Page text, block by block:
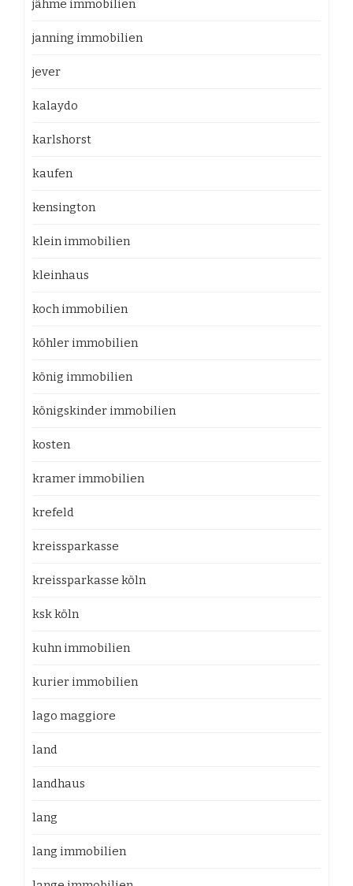
jähme immobilien
janning immobilien
jever
kalaydo
karlshorst
kaufen
kensington
klein immobilien
kleinhaus
koch immobilien
köhler immobilien
könig immobilien
königskinder immobilien
kosten
kramer immobilien
krefeld
kreissparkasse
kreissparkasse köln
ksk köln
kuhn immobilien
kurier immobilien
lago maggiore
land
landhaus
lang
lang immobilien